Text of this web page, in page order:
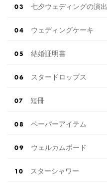
七夕ウェディングの演出
ウェディングケーキ
結婚証明書
スタードロップス
短冊
ペーパーアイテム
ウェルカムボード
スターシャワー